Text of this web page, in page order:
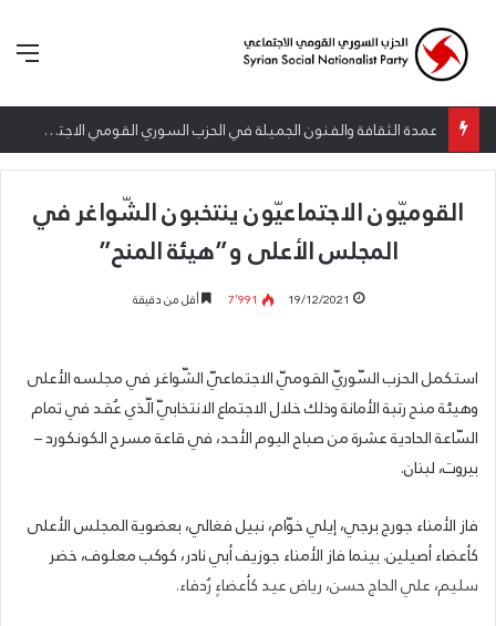
عمدة الثقافة والفنون الجميلة في الحزب السوري القومي الاجتماعي تعلن نتائج الدورة الخامسة من جائزة أنطون سعاده الأدبية
القوميّون الاجتماعيّون ينتخبون الشّواغر في
المجلس الأعلى و”هيئة المنح”
19/12/2021 7٬991 أقل من دقيقة
استكمل الحزب السّوريّ القوميّ الاجتماعيّ الشّواغر في مجلسه الأعلى
وهيئة منح رتبة الأمانة وذلك خلال الاجتماع الانتخابيّ الّذي عُقد في تمام
السّاعة الحادية عشرة من صباح اليوم الأحد، في قاعة مسرح الكونكورد –
بيروت، لبنان.
فاز الأمناء جورج برجي، إيلي خوّام، نبيل فغالي، بعضوية المجلس الأعلى
كأعضاء أصيلين. بينما فاز الأمناء جوزيف أبي نادر، كوكب معلوف، خضر
سليم، علي الحاج حسن، رياض عيد كأعضاءٍ رُدفاء.